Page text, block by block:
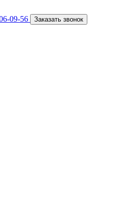
09-56
Заказать звонок